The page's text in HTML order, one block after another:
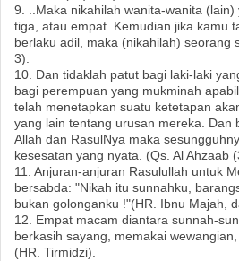
9. ..Maka nikahilah wanita-wanita (lain)
tiga, atau empat. Kemudian jika kamu
berlaku adil, maka (nikahilah) seorang
3).
10. Dan tidaklah patut bagi laki-laki
bagi perempuan yang mukminah
telah menetapkan suatu ketetapan
yang lain tentang urusan mereka. Dan
Allah dan RasulNya maka
kesesatan yang nyata. (Qs. Al Ahzaab
11. Anjuran-anjuran Rasulullah untuk
bersabda: "Nikah itu sunnahku,
bukan golonganku !"(HR. Ibnu Majah,
12. Empat macam diantara sunnah-
berkasih sayang, memakai
(HR. Tirmidzi).